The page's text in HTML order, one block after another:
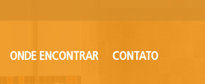
ONDE ENCONTRAR CONTATO